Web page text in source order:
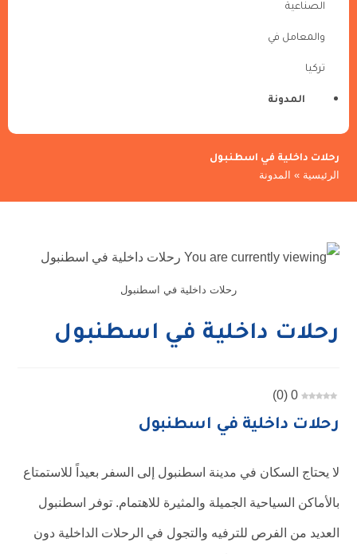
الصناعية
والمعامل في
تركيا
المدونة
رحلات داخلية في اسطنبول
الرئيسية» المدونة
رحلات داخلية في اسطنبول
رحلات داخلية في اسطنبول
0
(
0
)
رحلات داخلية في اسطنبول
لا يحتاج السكان في مدينة اسطنبول إلى السفر بعيداً للاستمتاع
بالأماكن السياحية الجميلة والمثيرة للاهتمام. توفر اسطنبول
العديد من الفرص للترفيه والتجول في الرحلات الداخلية دون